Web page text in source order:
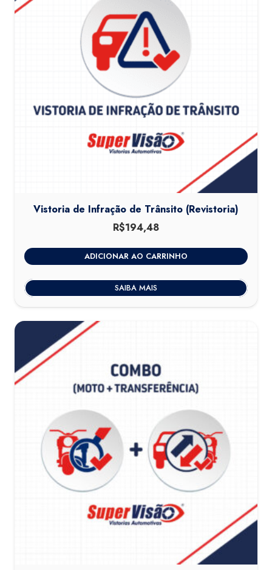
Vistoria de Infração de Trânsito (Revistoria)
R$194,48
ADICIONAR AO CARRINHO
SAIBA MAIS